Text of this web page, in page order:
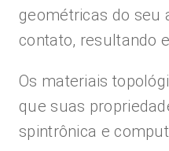
geométricas do seu
contato, resultando
Os materiais
que suas
spintrônica e